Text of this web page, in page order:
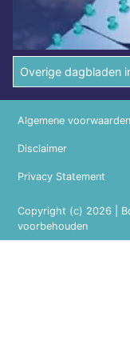
Overige dagbladen
Copyright (c) 2026 |
voorbehouden
Algemene voorwaarden
Disclaimer
Privacy Statement